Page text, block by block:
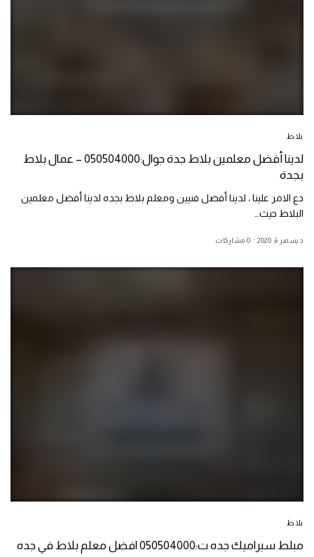
بلاط
لدينا أفضل معلمين بلاط جدة جوال:050504000 – عمال بلاط
بجدة
دع الامر علينا ، لدينا أفضل فنيين ومعلم بلاط بجده لدينا أفضل معلمين
البلاط حيث…
ديسمبر 6, 2020 0 مشاركات
بلاط
مبلط سيراميك جده ت:050504000 افضل معلم بلاط في جده